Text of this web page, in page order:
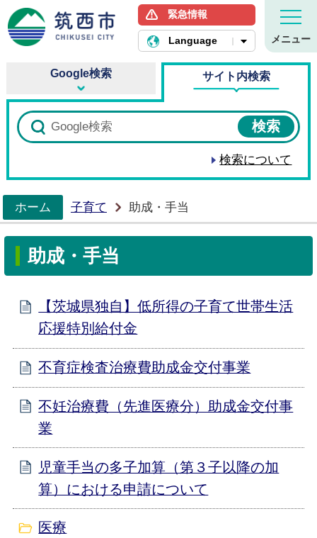
筑西市ホームページ
緊急情報
Language メニュー
Google検索 サイト内検索
検索について
ホーム
子育て 助成・手当
助成・手当
【茨城県独自】低所得の子育て世帯生活
応援特別給付金
不育症検査治療費助成金交付事業
不妊治療費（先進医療分）助成金交付事
業
児童手当の多子加算（第３子以降の加
算）における申請について
医療